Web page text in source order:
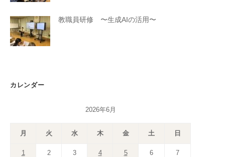
教職員研修 〜生成AIの活用〜
カレンダー
2026年6月
月 火 水 木 金 土 日
1 2 3 4 5 6 7